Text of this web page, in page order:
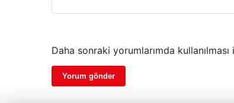
Daha sonraki yorumlarımda